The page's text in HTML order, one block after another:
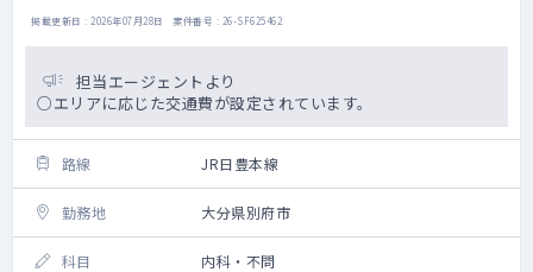
掲載更新日 : 2026年07月28日 案件番号 : 26-SF625462
担当エージェントより
○エリアに応じた交通費が設定されています。
路線 JR日豊本線
勤務地 大分県別府市
科目 内科・不問